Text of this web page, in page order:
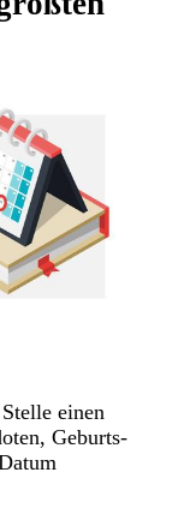
einen
Geburts-